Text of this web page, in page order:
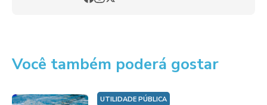
Você também poderá gostar
UTILIDADE PÚBLICA